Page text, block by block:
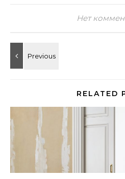
Нет
RELATED